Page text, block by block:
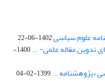
علوم سیاسی1402-06-22
تدوین مقاله علمی- ...
1400-
«پژوهشنامه ...1399-02-04